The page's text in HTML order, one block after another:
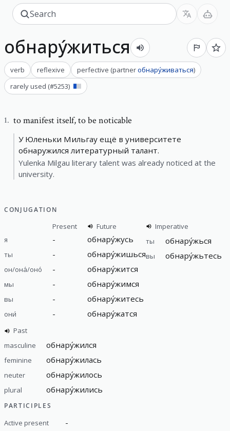
обнару́житься
verb reflexive perfective (partnerобнару́живаться)
rarely used (#5253)
1. to manifest itself,to be noticable
У Юленьки Мильгау ещё в университете
обнаружился литературный талант.
Yulenka Milgau literary talent was already noticed at the
university.
CONJUGATION
Present
Future
я
- обнару́жусь
ты - обнару́жишься
он/она́/оно́ - обнару́жится
мы - обнару́жимся
вы - обнару́житесь
они́ - обнару́жатся
Imperative
ты
обнару́жься
вы обнару́жьтесь
Past
masculine
обнару́жился
feminine обнару́жилась
neuter обнару́жилось
plural обнару́жились
PARTICIPLES
Active present -